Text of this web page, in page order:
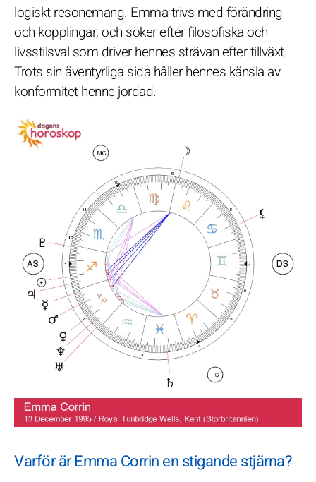
logiskt resonemang. Emma trivs med förändring
och kopplingar, och söker efter filosofiska och
livsstilsval som driver hennes strävan efter tillväxt.
Trots sin äventyrliga sida håller hennes känsla av
konformitet henne jordad.
Varför är Emma Corrin en stigande stjärna?